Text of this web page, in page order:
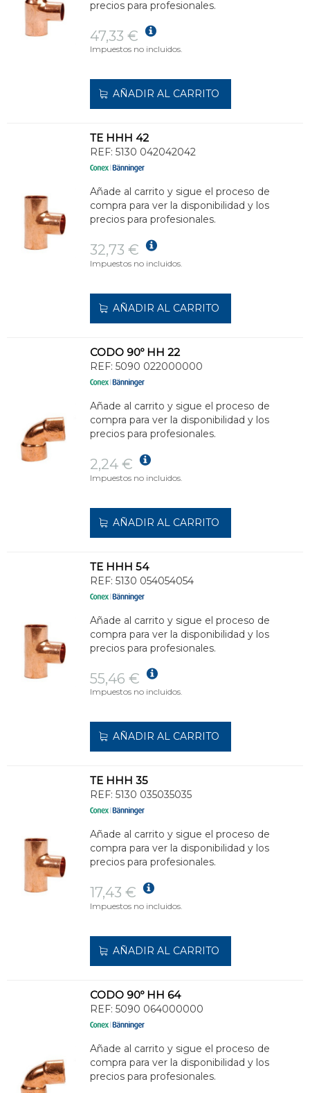
precios para profesionales.
47,33 €
Impuestos no incluidos.
AÑADIR AL CARRITO
TE HHH 42
REF: 5130 042042042
Añade al carrito y sigue el proceso de
compra para ver la disponibilidad y los
precios para profesionales.
32,73 €
Impuestos no incluidos.
AÑADIR AL CARRITO
CODO 90º HH 22
REF: 5090 022000000
Añade al carrito y sigue el proceso de
compra para ver la disponibilidad y los
precios para profesionales.
2,24 €
Impuestos no incluidos.
AÑADIR AL CARRITO
TE HHH 54
REF: 5130 054054054
Añade al carrito y sigue el proceso de
compra para ver la disponibilidad y los
precios para profesionales.
55,46 €
Impuestos no incluidos.
AÑADIR AL CARRITO
TE HHH 35
REF: 5130 035035035
Añade al carrito y sigue el proceso de
compra para ver la disponibilidad y los
precios para profesionales.
17,43 €
Impuestos no incluidos.
AÑADIR AL CARRITO
CODO 90º HH 64
REF: 5090 064000000
Añade al carrito y sigue el proceso de
compra para ver la disponibilidad y los
precios para profesionales.